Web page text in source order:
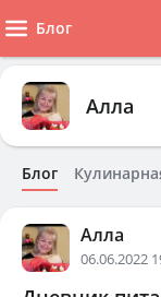
Блог
Алла
Блог
Алла
06.06.2022